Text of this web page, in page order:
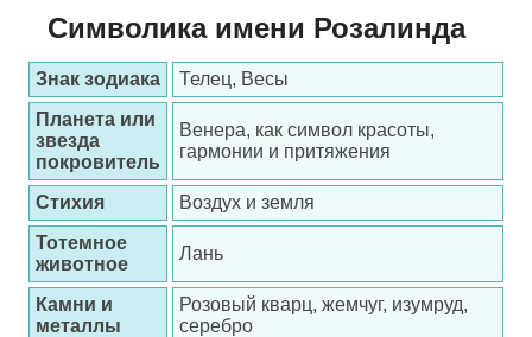
Символика имени Розалинда
Знак зодиака
Телец, Весы
Планета или
звезда
покровитель
Венера, как символ красоты,
гармонии и притяжения
Стихия
Воздух и земля
Тотемное
животное
Лань
Камни и
металлы
Розовый кварц, жемчуг, изумруд,
серебро